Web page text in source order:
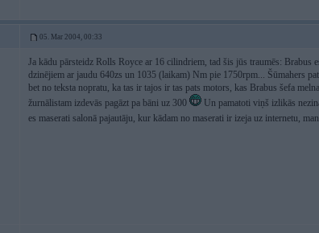
05. Mar 2004, 00:33
Ja kādu pārsteidz Rolls Royce ar 16 cilindriem, tad šis jūs traumēs: Brabus
dzinējiem ar jaudu 640zs un 1035 (laikam) Nm pie 1750rpm... Šūmahers
bet no teksta nopratu, ka tas ir tajos ir tas pats motors, kas Brabus šefa
žurnālistam izdevās pagāzt pa bāni uz 300
Un pamatoti viņš izlikās
es maserati salonā pajautāju, kur kādam no maserati ir izeja uz internetu,